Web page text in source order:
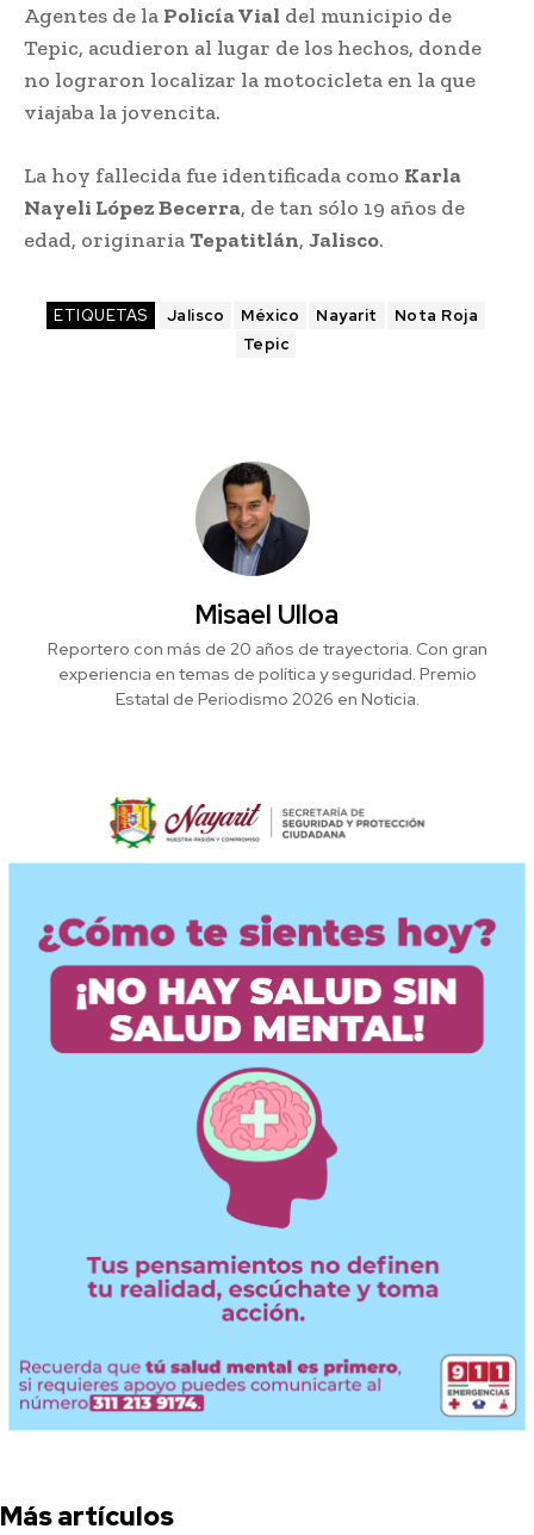
Agentes de la Policía Vial del municipio de
Tepic, acudieron al lugar de los hechos, donde
no lograron localizar la motocicleta en la que
viajaba la jovencita.
La hoy fallecida fue identificada como Karla
Nayeli López Becerra, de tan sólo 19 años de
edad, originariaTepatitlán, Jalisco.
ETIQUETAS Jalisco México Nayarit
Nota Roja
Tepic
Misael Ulloa
Reportero con más de 20 años de trayectoria. Con gran
experiencia en temas de política y seguridad. Premio
Estatal de Periodismo 2026 en Noticia.
Más artículos